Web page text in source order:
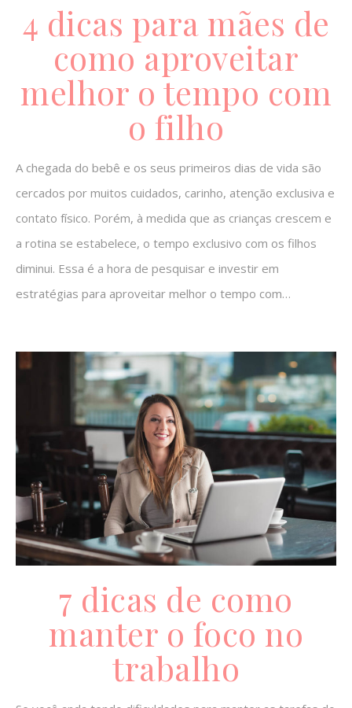
4 dicas para mães de
como aproveitar
melhor o tempo com
o filho
A chegada do bebê e os seus primeiros dias de vida são
cercados por muitos cuidados, carinho, atenção exclusiva e
contato físico. Porém, à medida que as crianças crescem e
a rotina se estabelece, o tempo exclusivo com os filhos
diminui. Essa é a hora de pesquisar e investir em
estratégias para aproveitar melhor o tempo com…
7 dicas de como
manter o foco no
trabalho